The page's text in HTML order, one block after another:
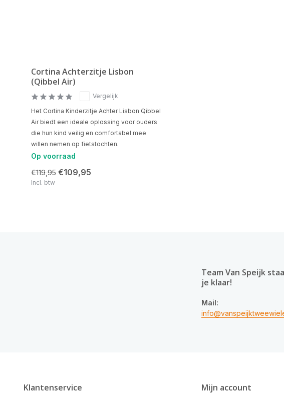
Cortina Achterzitje Lisbon
(Qibbel Air)
Vergelijk
Het Cortina Kinderzitje Achter Lisbon Qibbel
Air biedt een ideale oplossing voor ouders
die hun kind veilig en comfortabel mee
willen nemen op fietstochten.
Op voorraad
€119,95 €109,95
Incl. btw
Team Van Speijk
je klaar!
Mail:
Klantenservice Mijn account